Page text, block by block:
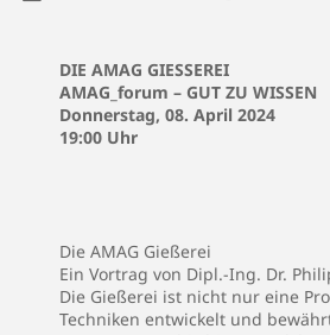
DIE AMAG GIESSEREI
AMAG_forum – GUT ZU WISSEN
Donnerstag, 08. April 2024
19:00 Uhr
Die AMAG Gießerei
Ein Vortrag von Dipl.-Ing. Dr.
Die Gießerei ist nicht nur eine
Techniken entwickelt und